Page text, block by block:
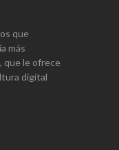
que
más
que le ofrece
digital